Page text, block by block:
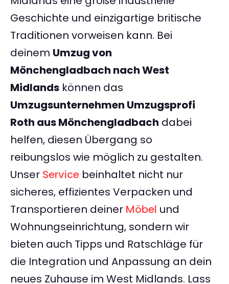
Geschichte und einzigartige britische
Traditionen vorweisen kann. Bei
deinem Umzug von
Mönchengladbach nach West
Midlands können das
Umzugsunternehmen Umzugsprofi
Roth aus Mönchengladbach dabei
helfen, diesen Übergang so
reibungslos wie möglich zu gestalten.
Unser Service beinhaltet nicht nur
sicheres, effizientes Verpacken und
Transportieren deiner Möbel und
Wohnungseinrichtung, sondern wir
bieten auch Tipps und Ratschläge für
die Integration und Anpassung an dein
neues Zuhause im West Midlands. Lass